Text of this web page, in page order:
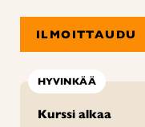
ILMOITTAUDU
HYVINKÄÄ
Kurssi alkaa